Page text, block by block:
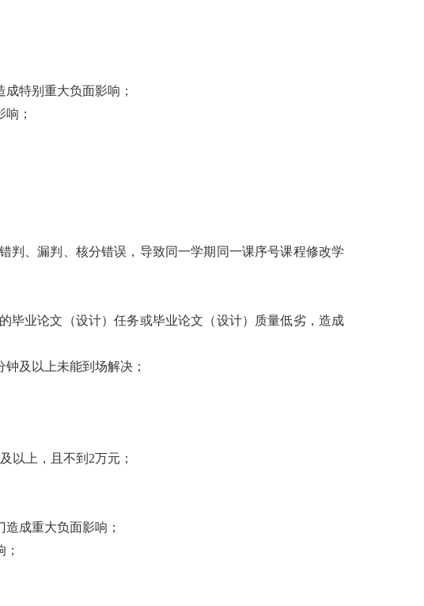
特别重大负面影响；
；
判、漏判、核分错误，导致同一学期同一课序号课程修改学
毕业论文（设计）任务或毕业论文（设计）质量低劣，造成
及以上未能到场解决；
以上，且不到2万元；
成重大负面影响；